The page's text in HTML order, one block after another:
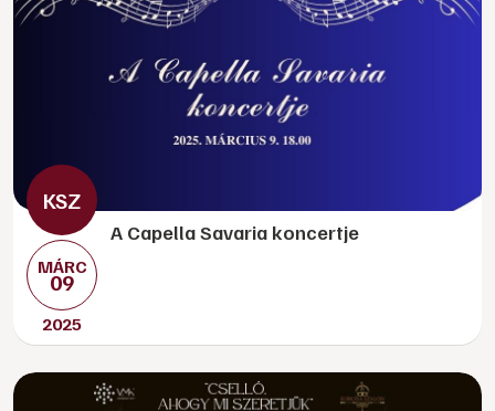
MÁRC
09
2025
A Capella Savaria koncertje